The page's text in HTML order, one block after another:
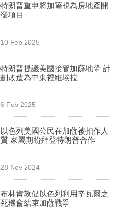
特朗普重申將加薩視為房地產開
發項目
10 Feb 2025
特朗普提議美國接管加薩地帶 計
劃改造為中東裡維埃拉
6 Feb 2025
以色列美國公民在加薩被扣作人
質 家屬期盼拜登特朗普合作
28 Nov 2024
布林肯敦促以色列利用辛瓦爾之
死機會結束加薩戰爭